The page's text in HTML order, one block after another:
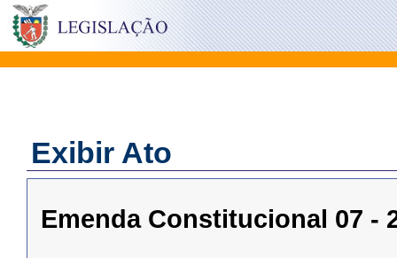
Exibir Ato
Emenda Constitucional 07 -